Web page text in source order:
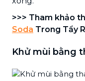
>>> Tham khảo
Soda Trong Tẩy
Khử mùi bằng